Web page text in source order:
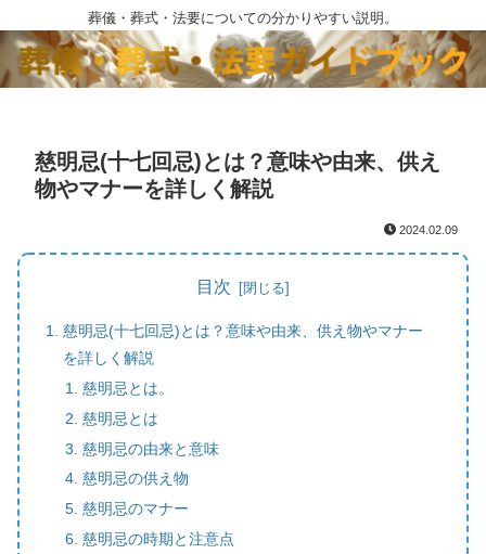
葬儀・葬式・法要についての分かりやすい説明。
慈明忌(十七回忌)とは？意味や由来、供え
物やマナーを詳しく解説
2024.02.09
目次
慈明忌(十七回忌)とは？意味や由来、供え物やマナー
を詳しく解説
慈明忌とは。
慈明忌とは
慈明忌の由来と意味
慈明忌の供え物
慈明忌のマナー
慈明忌の時期と注意点